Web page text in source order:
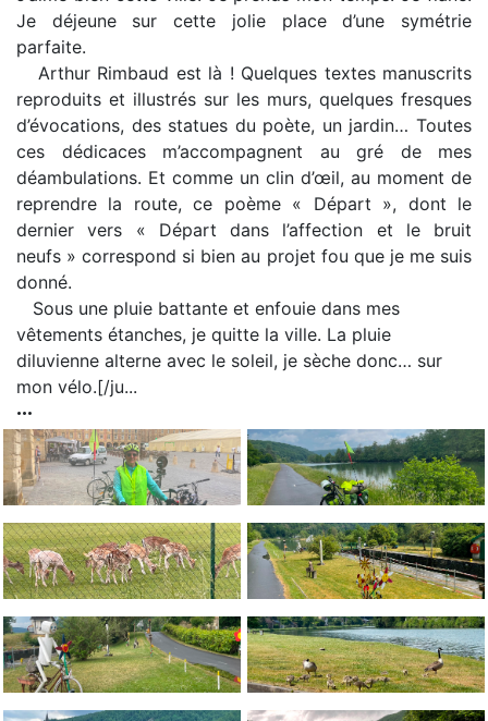
Je déjeune sur cette jolie place d’une symétrie
parfaite.
Arthur Rimbaud est là ! Quelques textes manuscrits
reproduits et illustrés sur les murs, quelques fresques
d’évocations, des statues du poète, un jardin… Toutes
ces dédicaces m’accompagnent au gré de mes
déambulations. Et comme un clin d’œil, au moment de
reprendre la route, ce poème « Départ », dont le
dernier vers « Départ dans l’affection et le bruit
neufs » correspond si bien au projet fou que je me suis
donné.
Sous une pluie battante et enfouie dans mes
vêtements étanches, je quitte la ville. La pluie
diluvienne alterne avec le soleil, je sèche donc… sur
mon vélo.[/ju...